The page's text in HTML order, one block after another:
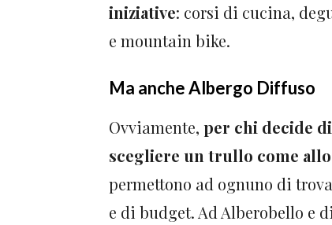
iniziative: corsi di cucina,
e mountain bike.
Ma anche Albergo Diffuso
Ovviamente, per chi decide
scegliere un trullo come
permettono ad ognuno di
e di budget. Ad Alberobello e